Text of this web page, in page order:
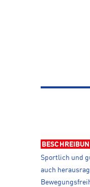
Sportlich und
auch